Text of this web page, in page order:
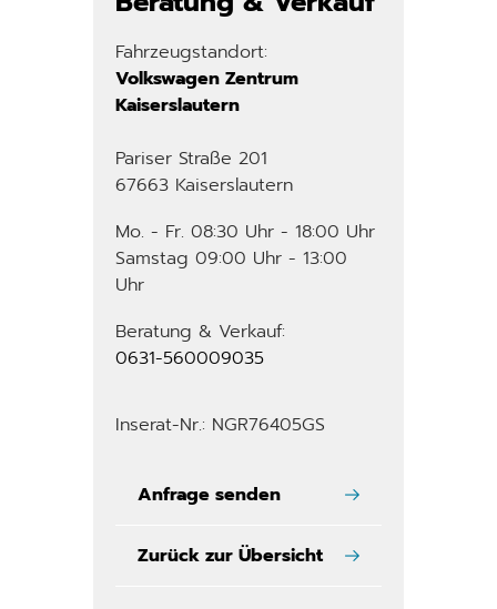
Fahrzeugstandort:
Volkswagen Zentrum
Kaiserslautern
Pariser Straße 201
67663 Kaiserslautern
Mo. - Fr. 08:30 Uhr - 18:00 Uhr
Samstag 09:00 Uhr - 13:00
Uhr
Beratung & Verkauf:
0631-560009035
Inserat-Nr.: NGR76405GS
Anfrage senden
Zurück zur Übersicht